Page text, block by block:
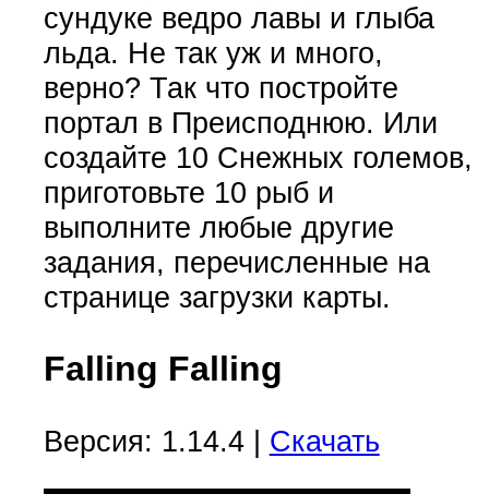
сундуке ведро лавы и глыба
льда. Не так уж и много,
верно? Так что постройте
портал в Преисподнюю. Или
создайте 10 Снежных големов,
приготовьте 10 рыб и
выполните любые другие
задания, перечисленные на
странице загрузки карты.
Falling Falling
Версия: 1.14.4 | Скачать